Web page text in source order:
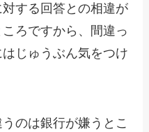
する回答との相違が
ろですから、間違っ
じゅうぶん気をつけ
のは銀行が嫌うとこ